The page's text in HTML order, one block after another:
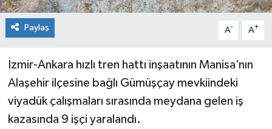
Paylaş A- A+
İzmir-Ankara hızlı tren hattı inşaatının Manisa’nın
Alaşehir ilçesine bağlı Gümüşçay mevkiindeki
viyadük çalışmaları sırasında meydana gelen iş
kazasında 9 işçi yaralandı.